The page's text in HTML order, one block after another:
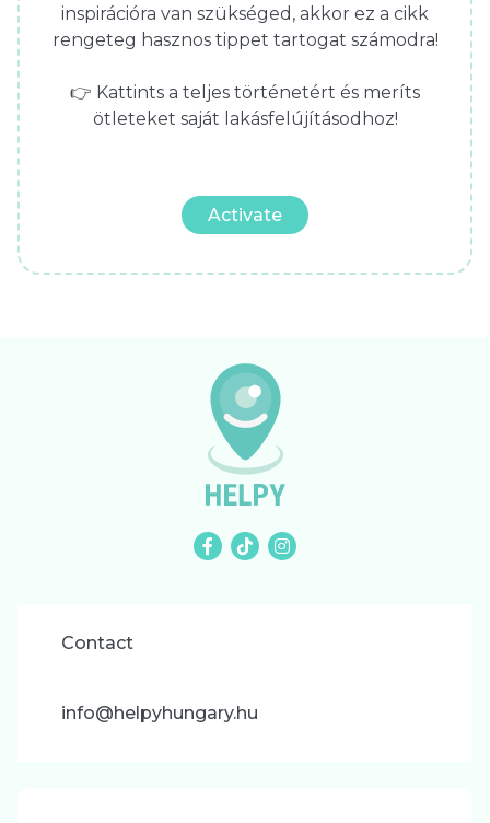
inspirációra van szükséged, akkor ez a cikk
rengeteg hasznos tippet tartogat számodra!
👉 Kattints a teljes történetért és meríts
ötleteket saját lakásfelújításodhoz!
Activate
Contact
info@helpyhungary.hu